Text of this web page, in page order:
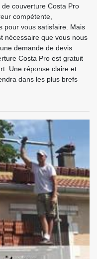
couverture Costa Pro
compétente,
pour vous satisfaire. Mais
nécessaire que vous nous
demande de devis
Costa Pro est gratuit
Une réponse claire et
dans les plus brefs